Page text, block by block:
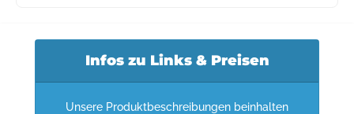
Infos zu Links & Preisen
Unsere Produktbeschreibungen beinhalten